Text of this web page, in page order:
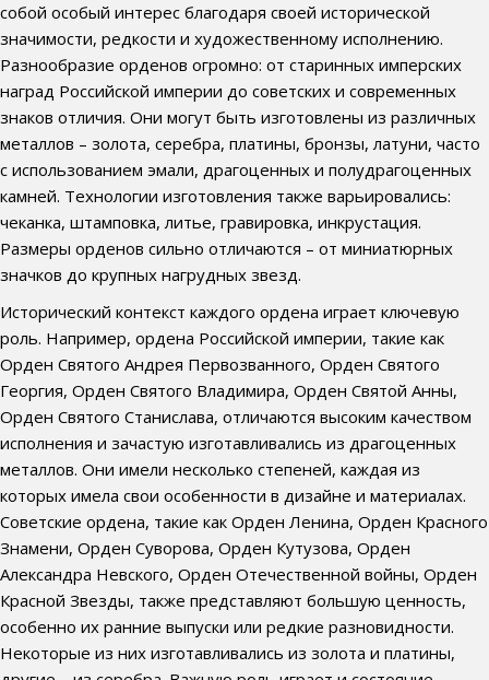
собой особый интерес благодаря своей исторической
значимости, редкости и художественному исполнению.
Разнообразие орденов огромно: от старинных имперских
наград Российской империи до советских и современных
знаков отличия. Они могут быть изготовлены из различных
металлов – золота, серебра, платины, бронзы, латуни, часто
с использованием эмали, драгоценных и полудрагоценных
камней. Технологии изготовления также варьировались:
чеканка, штамповка, литье, гравировка, инкрустация.
Размеры орденов сильно отличаются – от миниатюрных
значков до крупных нагрудных звезд.
Исторический контекст каждого ордена играет ключевую
роль. Например, ордена Российской империи, такие как
Орден Святого Андрея Первозванного, Орден Святого
Георгия, Орден Святого Владимира, Орден Святой Анны,
Орден Святого Станислава, отличаются высоким качеством
исполнения и зачастую изготавливались из драгоценных
металлов. Они имели несколько степеней, каждая из
которых имела свои особенности в дизайне и материалах.
Советские ордена, такие как Орден Ленина, Орден Красного
Знамени, Орден Суворова, Орден Кутузова, Орден
Александра Невского, Орден Отечественной войны, Орден
Красной Звезды, также представляют большую ценность,
особенно их ранние выпуски или редкие разновидности.
Некоторые из них изготавливались из золота и платины,